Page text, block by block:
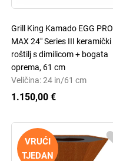
Grill King Kamado EGG PRO
MAX 24" Series III keramički
roštilj s dimilicom + bogata
oprema, 61 cm
Veličina: 24 in/61 cm
1.150,00 €
VRUĆI
TJEDAN